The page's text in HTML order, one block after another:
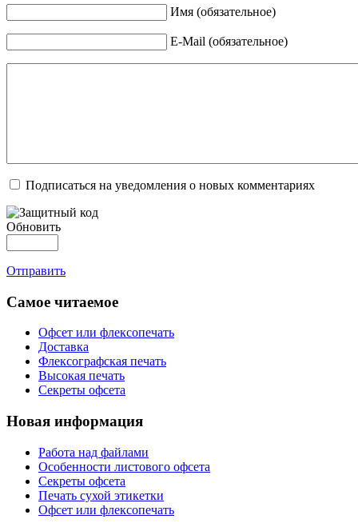
Имя (обязательное)
E-Mail (обязательное)
Подписаться на уведомления о новых комментариях
Обновить
Отправить
Самое читаемое
Офсет или флексопечать
Доставка
Флексографская печать
Высокая печать
Секреты офсета
Новая информация
Работа над файлами
Особенности листового офсета
Секреты офсета
Печать сухой этикетки
Офсет или флексопечать